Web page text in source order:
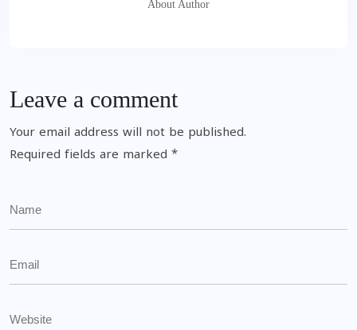
About Author
Leave a comment
Your email address will not be published.
Required fields are marked *